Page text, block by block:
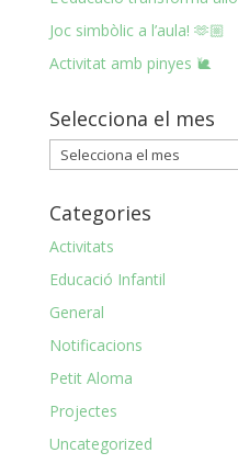
Joc simbòlic a l’aula! 🫶🏼
Activitat amb pinyes 🐌
Selecciona el mes
Selecciona
el
Categories
Activitats
Educació Infantil
General
Notificacions
Petit Aloma
Projectes
Uncategorized